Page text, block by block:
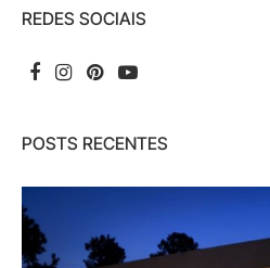
REDES SOCIAIS
POSTS RECENTES